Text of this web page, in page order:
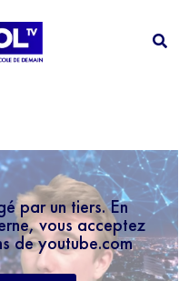
par un tiers. En
vous acceptez
de youtube.com